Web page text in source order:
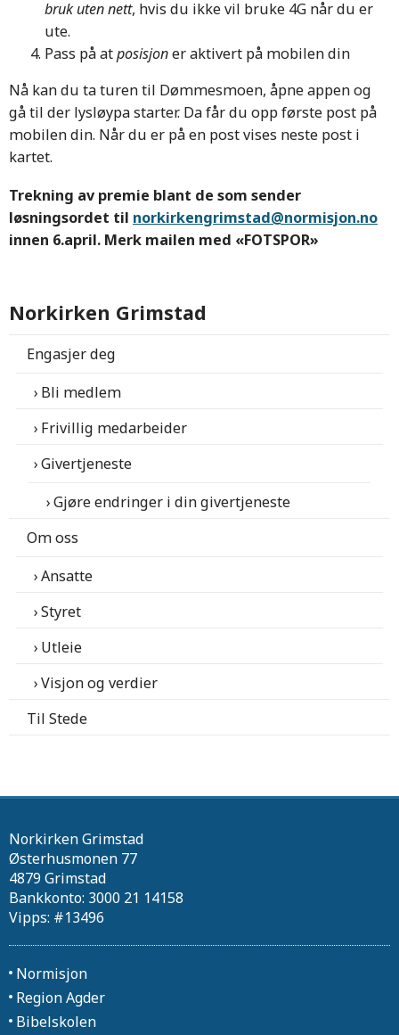
bruk uten nett, hvis du ikke vil bruke 4G når du er
ute.
Pass på atposisjoner aktivert på mobilen din
Nå kan du ta turen til Dømmesmoen, åpne appen og
gå til der lysløypa starter. Da får du opp første post på
mobilen din. Når du er på en post vises neste post i
kartet.
Trekning av premie blant de som sender
løsningsordet til norkirkengrimstad@normisjon.no
innen 6.april. Merk mailen med «FOTSPOR»
Norkirken Grimstad
Engasjer deg
Bli medlem
Frivillig medarbeider
Givertjeneste
Gjøre endringer i din givertjeneste
Om oss
Ansatte
Styret
Utleie
Visjon og verdier
Til Stede
Norkirken Grimstad
Østerhusmonen 77
4879 Grimstad
Bankkonto: 3000 21 14158
Vipps: #13496
Normisjon
Region Agder
Bibelskolen